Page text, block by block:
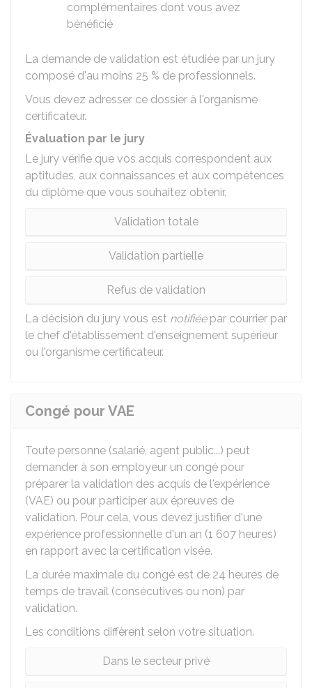
complémentaires dont vous avez
bénéficié
La demande de validation est étudiée par un jury
composé d'au moins 25 % de professionnels.
Vous devez adresser ce dossier à l'organisme
certificateur.
Évaluation par le jury
Le jury vérifie que vos acquis correspondent aux
aptitudes, aux connaissances et aux compétences
du diplôme que vous souhaitez obtenir.
Validation totale
Validation partielle
Refus de validation
La décision du jury vous est notifiéepar courrier par
le chef d'établissement d'enseignement supérieur
ou l'organisme certificateur.
Congé pour VAE
Toute personne (salarié, agent public...) peut
demander à son employeur un congé pour
préparer la validation des acquis de l'expérience
(VAE) ou pour participer aux épreuves de
validation. Pour cela, vous devez justifier d'une
expérience professionnelle d'un an (1 607 heures)
en rapport avec la certification visée.
La durée maximale du congé est de 24 heures de
temps de travail (consécutives ou non) par
validation.
Les conditions diffèrent selon votre situation.
Dans le secteur privé